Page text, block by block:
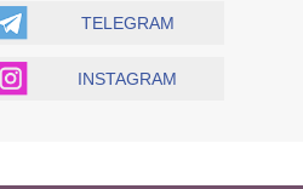
TELEGRAM
INSTAGRAM